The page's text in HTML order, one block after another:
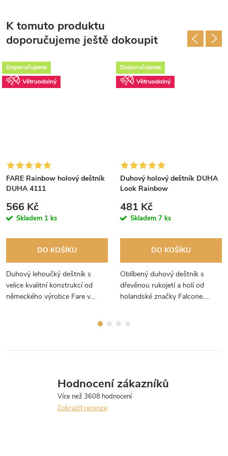
K tomuto produktu
doporučujeme ještě dokoupit
Doporučujeme
Větruodolný
FARE Rainbow holový deštník
DUHA 4111
566 Kč
Skladem 1 ks
DO KOŠÍKU
Duhový lehoučký deštník s
velice kvalitní konstrukcí od
německého výrobce Fare v
Doporučujeme
Větruodolný
Duhový holový deštník DUHA
Look Rainbow
481 Kč
Skladem 7 ks
DO KOŠÍKU
Oblíbený duhový deštník s
dřevěnou rukojetí a holí od
holandské značky Falcone.
konstrukci ze skelných vláken,
Hodnocení zákazníků
Zobrazit recenze